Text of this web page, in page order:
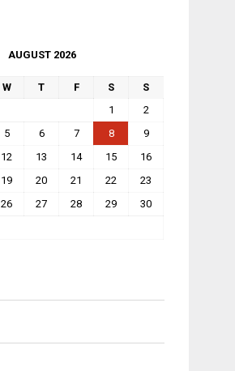
AUGUST 2026
W T F S
S
1
2
5 6 7 8
9
12 13 14 15
16
19 20 21 22
23
26 27 28 29
30